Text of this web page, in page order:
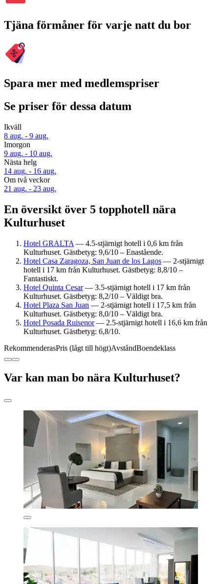
Tjäna förmåner för varje natt du bor
Spara mer med medlemspriser
Se priser för dessa datum
Ikväll
8 aug. - 9 aug.
Imorgon
9 aug. - 10 aug.
Nästa helg
14 aug. - 16 aug.
Om två veckor
21 aug. - 23 aug.
En översikt över 5 topphotell nära
Kulturhuset
Hotel GRALTA — 4.5-stjärnigt hotell i 0,6 km från
Kulturhuset. Gästbetyg: 9,6/10 – Enastående.
Hotel Casa Zaragoza, San Juan de los Lagos — 2-stjärnigt
hotell i 17 km från Kulturhuset. Gästbetyg: 8,8/10 –
Fantastiskt.
Hotel Quinta Cesar— 3.5-stjärnigt hotell i 17 km från
Kulturhuset. Gästbetyg: 8,2/10 – Väldigt bra.
Hotel Plaza San Juan — 2-stjärnigt hotell i 17,5 km från
Kulturhuset. Gästbetyg: 8,0/10 – Väldigt bra.
Hotel Posada Ruisenor— 2.5-stjärnigt hotell i 16,6 km från
Kulturhuset. Gästbetyg: 6,8/10.
RekommenderasPris (lågt till högt)AvståndBoendeklass
Var kan man bo nära Kulturhuset?